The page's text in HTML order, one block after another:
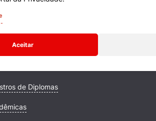
Aceitar
de Diplomas